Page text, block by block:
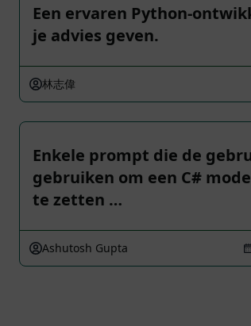
Een ervaren Python-
je advies geven.
林志偉
Enkele prompt die de
gebruiken om een C#
te zetten …
Ashutosh Gupta